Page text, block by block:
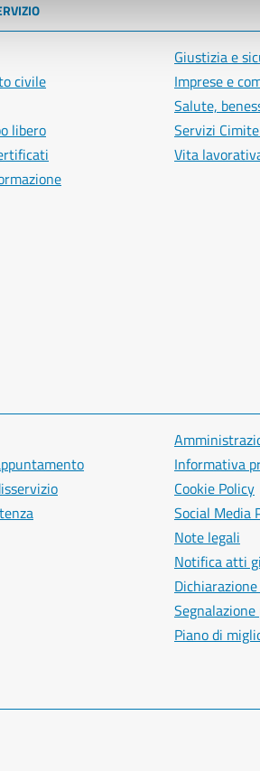
civile
libero
Giustizia e
Imprese e
Salute,
Servizi
Vita
Informativa
Cookie Policy
Social Media
Note legali
Notifica atti
Piano di